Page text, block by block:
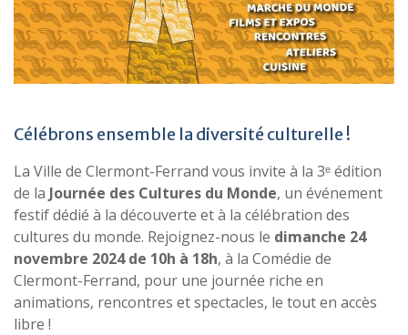
Célébrons ensemble la diversité culturelle !
La Ville de Clermont-Ferrand vous invite à la 3ᵉ édition
de la Journée des Cultures du Monde, un événement
festif dédié à la découverte et à la célébration des
cultures du monde. Rejoignez-nous le dimanche 24
novembre 2024 de 10h à 18h, à la Comédie de
Clermont-Ferrand, pour une journée riche en
animations, rencontres et spectacles, le tout en accès
libre !